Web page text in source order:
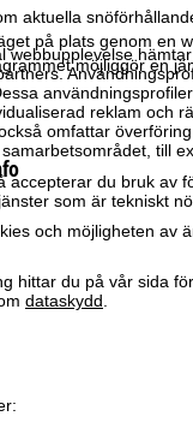
webbupplevelse
reklam och
omfattar
till
accepterar du bruk av
som är tekniskt
och möjligheten av
hittar du på vår sida för
dataskydd
aktuella
på plats genom en
möjliggör en